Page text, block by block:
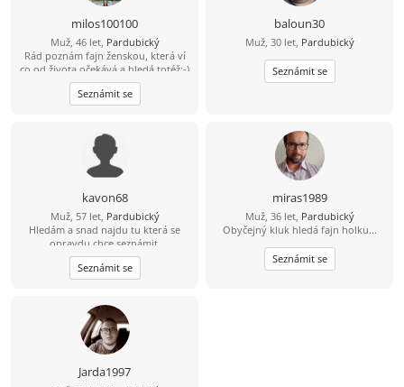
milos100100
Muž, 46 let, Pardubický
Rád poznám fajn ženskou, která ví
co od života očekává a hledá totéž:-)
Seznámit se
baloun30
Muž, 30 let, Pardubický
Seznámit se
kavon68
Muž, 57 let, Pardubický
Hledám a snad najdu tu která se
opravdu chce seznámit.
Seznámit se
miras1989
Muž, 36 let, Pardubický
Obyčejný kluk hledá fajn holku...
Seznámit se
Jarda1997